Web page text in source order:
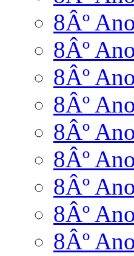
8Âº
8Âº
8Âº
8Âº
8Âº
8Âº
8Âº
8Âº
8Âº